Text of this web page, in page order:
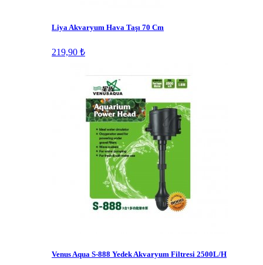
Liya Akvaryum Hava Taşı 70 Cm
219,90 ₺
Venus Aqua S-888 Yedek Akvaryum Filtresi 2500L/H